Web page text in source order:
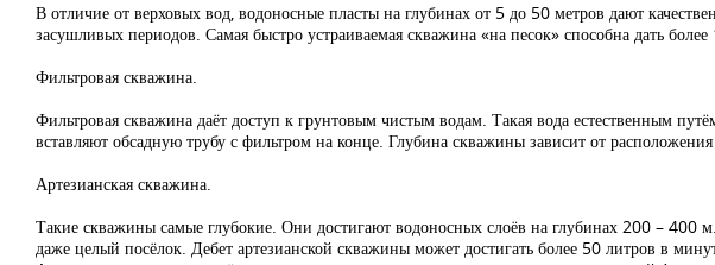
В отличие от верховых вод, водоносные пласты на глубинах от 5 до 50 метров дают
засушливых периодов. Самая быстро устраиваемая скважина «на песок» способна дать
Фильтровая скважина.
Фильтровая скважина даёт доступ к грунтовым чистым водам. Такая вода естественным
вставляют обсадную трубу с фильтром на конце. Глубина скважины зависит от
Артезианская скважина.
Такие скважины самые глубокие. Они достигают водоносных слоёв на глубинах 200 – 400
даже целый посёлок. Дебет артезианской скважины может достигать более 50 литров в